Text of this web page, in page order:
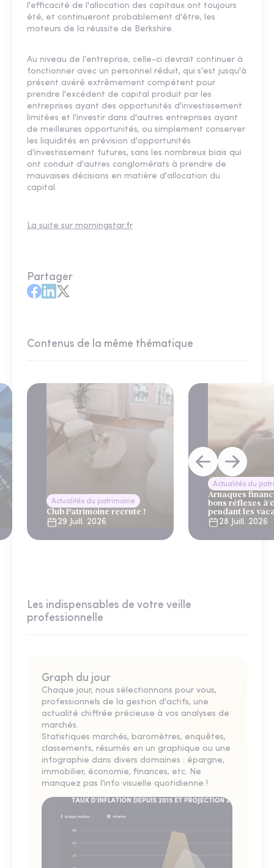
l'efficacité de l'allocation des capitaux ont toujours
été, et continueront probablement d'être, les
moteurs de la réussite de Berkshire.
Au niveau de l'entreprise, celle-ci devrait continuer à
fonctionner avec un personnel réduit, qui s'est jusqu'à
présent avéré extrêmement compétent pour
prendre l'excédent de capital produit par les
entreprises ayant des opportunités d'investissement
limitées et l'investir dans d'autres entreprises ayant
de meilleures opportunités, ou simplement conserver
les liquidités en prévision d'opportunités
d'investissement futures, sans les nombreux biais qui
ont conduit d'autres conglomérats à prendre de
mauvaises décisions en matière d'allocation du
capital.
La suite sur morningstar.fr
Partager
Contenus de la même thématique
Actualités du patrimoine
Club Patrimoine recrute !
29 Juill. 2026
Actualités du
Arnaques
bons réflexes à
pendant les
28 Juill. 2026
Les indispensables de votre veille
professionnelle
Graph du jour
Chaque jour, nous sélectionnons pour vous,
professionnels de la gestion d'actifs, une
actualité chiffrée précieuse à vos analyses de
marchés.
Statistiques marchés, baromètres, enquêtes,
classements, résumés en un graphique ou une
infographie dans divers domaines : épargne,
immobilier, économie, finances, etc. Ne
manquez pas l'info visuelle quotidienne !